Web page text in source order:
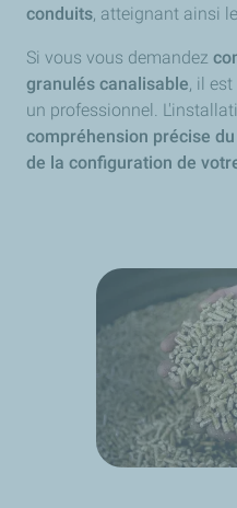
conduits, atteignant ainsi
Si vous vous demandez
granulés canalisable, il
un professionnel.
compréhension précise
de la configuration de